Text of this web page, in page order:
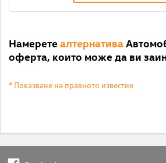
Намерете алтернатива
оферта, които може да ви
* Показване на правното известие